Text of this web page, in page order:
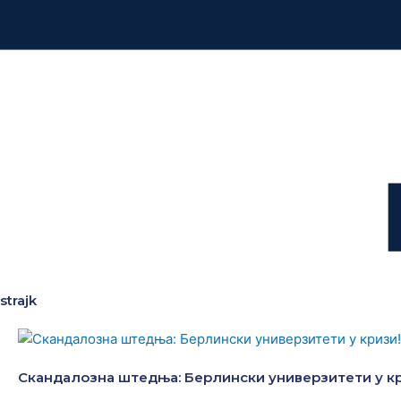
strajk
Скандалозна штедња: Берлински универзитети у